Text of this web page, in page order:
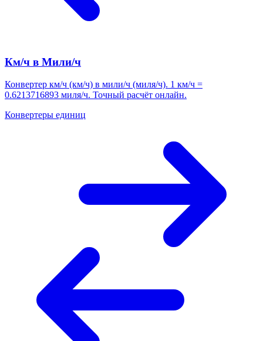
Км/ч в Мили/ч
Конвертер км/ч (км/ч) в мили/ч (миля/ч). 1 км/ч =
0.6213716893 миля/ч. Точный расчёт онлайн.
Конвертеры единиц